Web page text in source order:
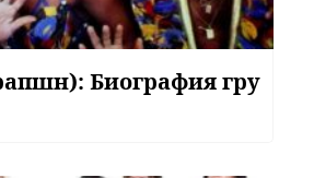
Биография гру